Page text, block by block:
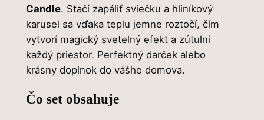
a
:
5
5
,
:
5
0
,
o
S
e
t
C
r
Candle. Stačí zapáliť sviečku a hliníkový
karusel sa vďaka teplu jemne roztočí, čím
vytvorí magický svetelný efekt a zútulní
každý priestor. Perfektný darček alebo
krásny doplnok do vášho domova.
Čo set obsahuje